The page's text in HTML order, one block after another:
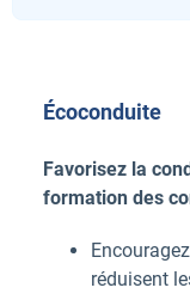
Écoconduite
Favorisez la
formation des
réduisent